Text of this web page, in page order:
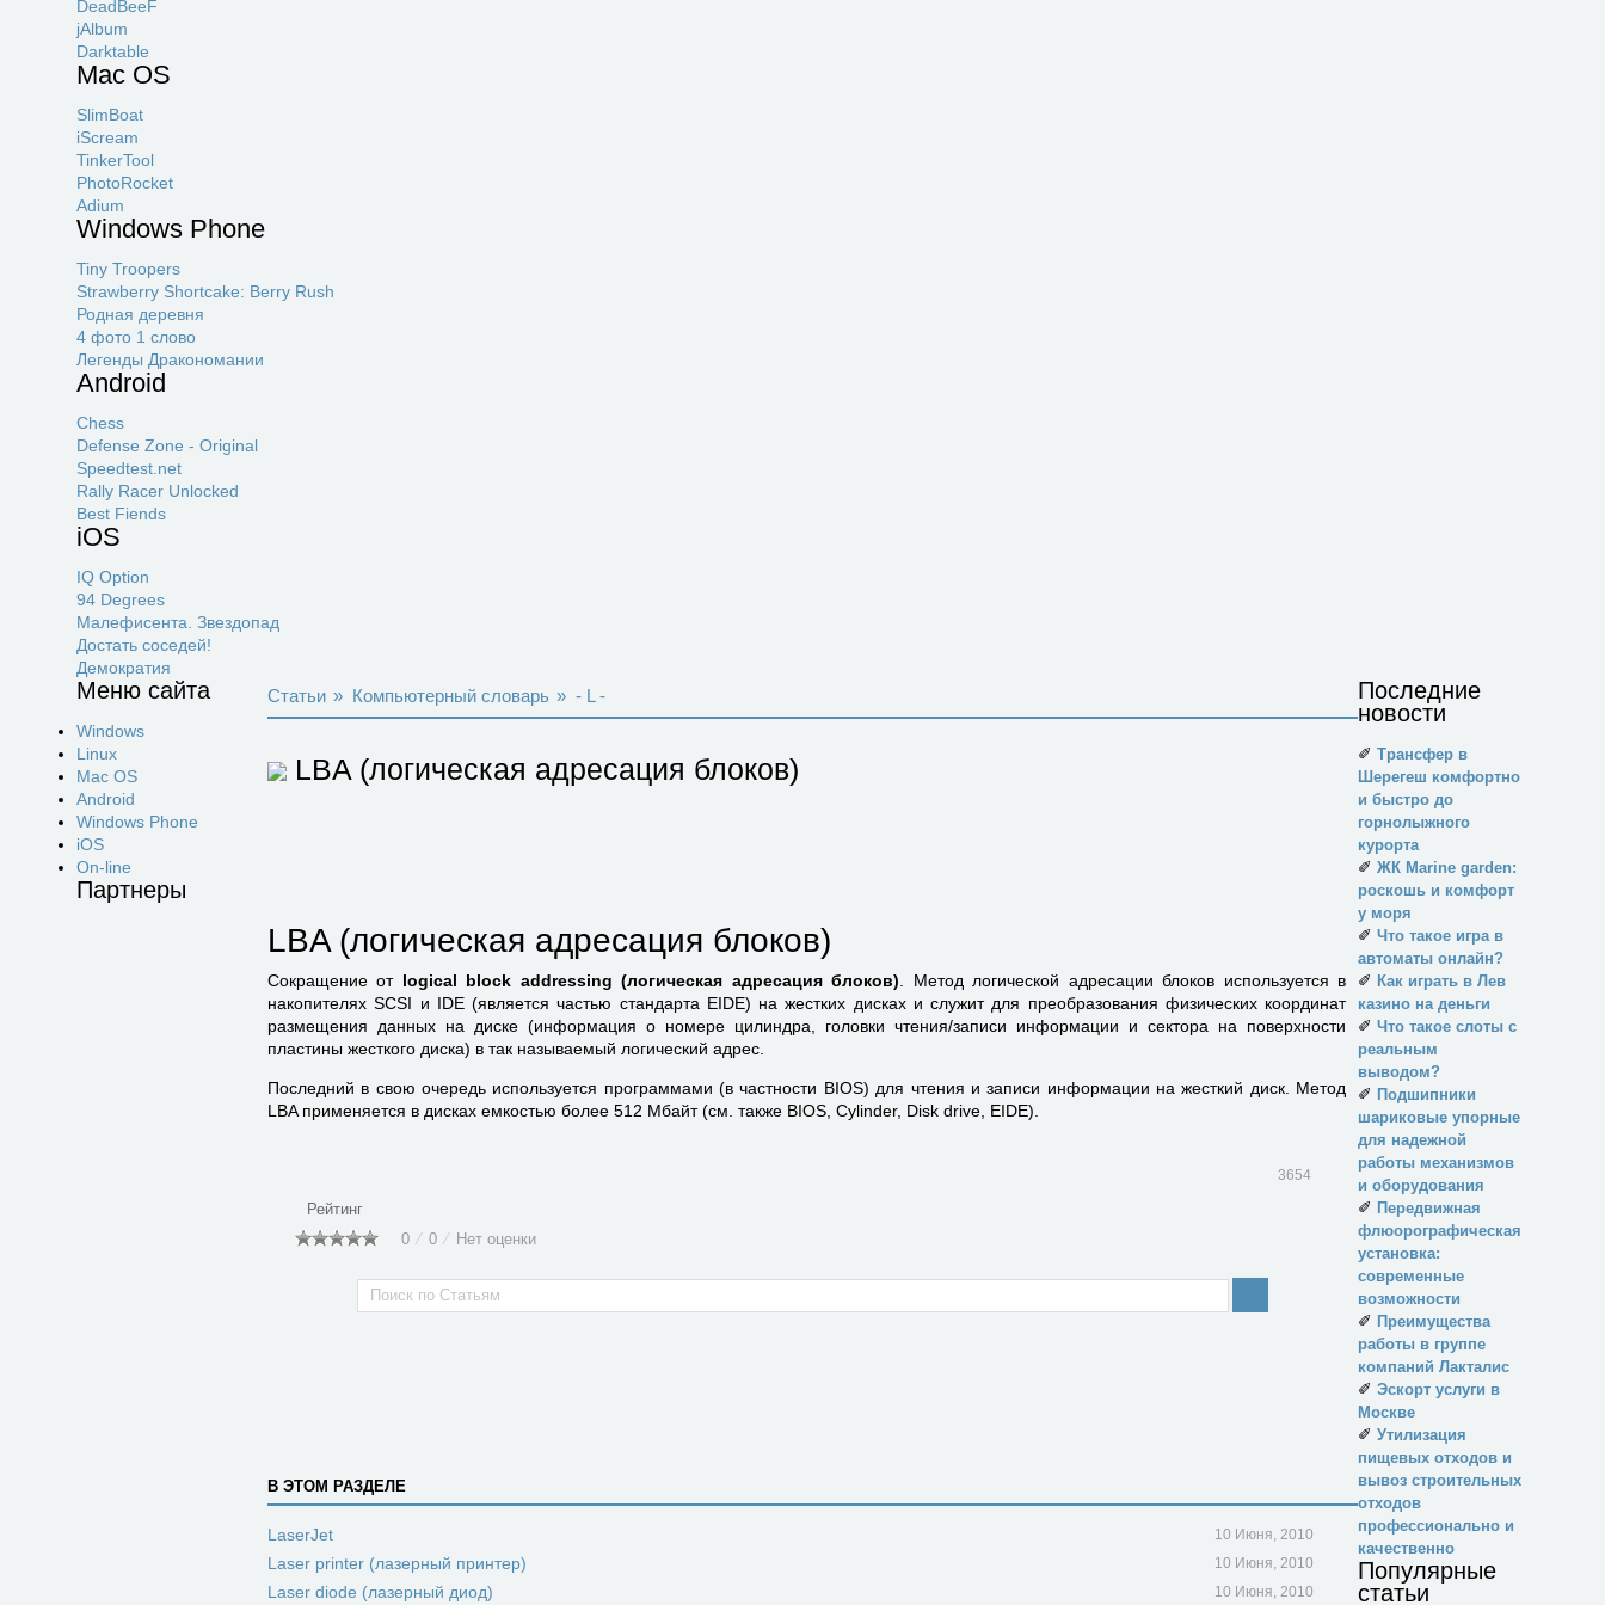
DeadBeeF
jAlbum
Darktable
Mac OS
SlimBoat
iScream
TinkerTool
PhotoRocket
Adium
Windows Phone
Tiny Troopers
Strawberry Shortcake: Berry Rush
Родная деревня
4 фото 1 слово
Легенды Дракономании
Android
Chess
Defense Zone - Original
Speedtest.net
Rally Racer Unlocked
Best Fiends
iOS
IQ Option
94 Degrees
Малефисента. Звездопад
Достать соседей!
Демократия
Меню сайта
Windows
Linux
Mac OS
Android
Windows Phone
iOS
On-line
Партнеры
Статьи » Компьютерный словарь » - L -
LBA (логическая адреса­ция блоков)
LBA (логическая адреса­ция блоков)
Сокращение от logical block addressing (логическая адреса­ция блоков) . Метод логической адресации блоков использу­ется в
накопителях SCSI и IDE (является частью стандарта EIDE) на жестких дисках и служит для преобразования фи­зических координат
размещения данных на диске (инфор­мация о номере цилиндра, головки чтения/записи инфор­мации и сектора на поверхности
пластины жесткого диска) в так называемый логический адрес.
Последний в свою оче­редь используется программами (в частности BIOS) для чте­ния и записи информации на жесткий диск. Метод
LBA применяется в дисках емкостью более 512 Мбайт (см. так­же BIOS, Cylinder, Disk drive, EIDE).
3654
Рейтинг
0 ⁄ 0 ⁄ Нет оценки
В ЭТОМ РАЗДЕЛЕ
LaserJet 10 Июня, 2010
Laser printer (лазерный принтер) 10 Июня, 2010
Laser diode (лазерный диод) 10 Июня, 2010
Последние
новости
✐ Трансфер в
Шерегеш комфортно
и быстро до
горнолыжного
курорта
✐ ЖК Marine garden:
роскошь и комфорт
у моря
✐ Что такое игра в
автоматы онлайн?
✐ Как играть в Лев
казино на деньги
✐ Что такое слоты с
реальным
выводом?
✐ Подшипники
шариковые упорные
для надежной
работы механизмов
и оборудования
✐ Передвижная
флюорографическая
установка:
современные
возможности
✐ Преимущества
работы в группе
компаний Лакталис
✐ Эскорт услуги в
Москве
✐ Утилизация
пищевых отходов и
вывоз строительных
отходов
профессионально и
качественно
Популярные
статьи